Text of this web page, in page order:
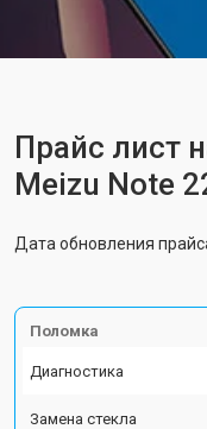
Прайс лист
Meizu Note
Дата обновления
Поломка
Диагностика
Замена стекла